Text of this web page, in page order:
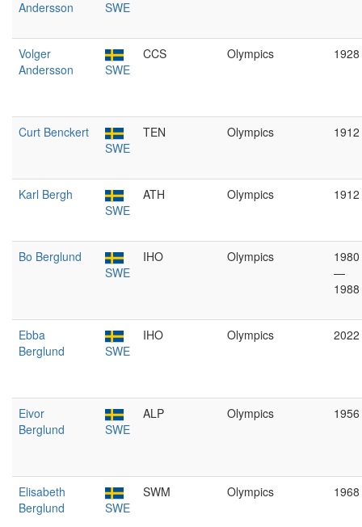
Andersson SWE
Volger
Andersson
SWE
CCS Olympics 1928
Curt Benckert
SWE
TEN Olympics 1912
Karl Bergh
SWE
ATH Olympics 1912
Bo Berglund
SWE
IHO Olympics
1980
—
1988
Ebba
Berglund
SWE
IHO Olympics 2022
Eivor
Berglund
SWE
ALP Olympics 1956
Elisabeth
Berglund
SWE
SWM Olympics 1968